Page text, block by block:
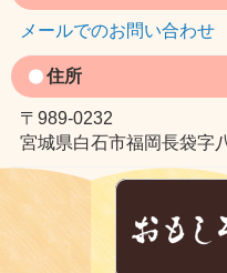
メールでのお問い合わせ
住所
〒989-0232
宮城県白石市福岡長袋字